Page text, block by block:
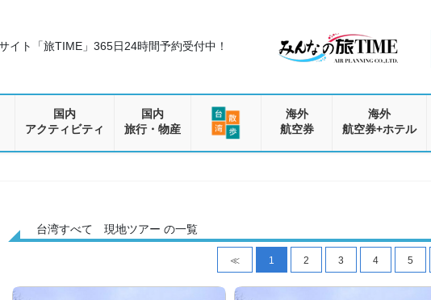
イト「旅TIME」 365日24時間予約受付中！
国内
アクティビティ
国内
旅行・物産
海外
航空券
海外
航空券+ホテル
台湾すべて 現地ツアー の一覧
≪ 1 2 3 4 5